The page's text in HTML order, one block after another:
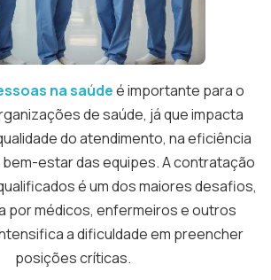
na saúdeé importante para o
de saúde, já que impacta
do atendimento, na eficiência
estar das equipes. A contratação
é um dos maiores desafios,
por médicos, enfermeiros e outros
a dificuldade em preencher
posições críticas.